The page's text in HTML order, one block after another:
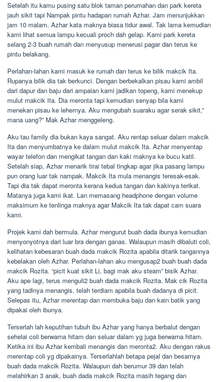
Setelah itu kamu pusing satu blok taman perumahan dan park kereta
jauh sikit tapi Nampak pintu hadapan rumah Azhar. Jam menunjukkan
jam 10 malam. Azhar kata maknya biasa tidur awal. Tak lama kemudian
kami lihat semua lampu kecuali proch dah gelap. Kami park kereta
selang 2-3 buah rumah dan menyusup menerusi pagar dan terus ke
pintu belakang.
Perlahan-lahan kami masuk ke rumah dan terus ke bilik makcik Ita.
Rupanya bilik dia tak berkunci. Dengan berbekalkan pisau kami ambil
dari dapur dan baju dari ampaian kami jadikan topeng, kami menekup
mulut makcik Ita. Dia meronta tapi kemudian senyap bila kami
menekan pisau ke lehernya. Aku mengubah suaraku agar serak sikit,”
mana uang?” Mak Azhar menggeleng.
Aku tau family dia bukan kaya sangat. Aku rentap seluar dalam makcik
Ita dan menyumbatnya ke dalam mulut makcik Ita. Azhar menyentap
wayar telefon dan mengikat tangan dan kaki maknya ke bucu katil.
Setelah siap, Azhar menarik tirai tebal tingkap agar jika pasang lampu
pun orang luar tak nampak. Makcik Ita mula menangis teresak-esak.
Tapi dia tak dapat meronta kerana kedua tangan dan kakinya terikat.
Matanya juga kami ikat. Lan memasang headphone dengan volume
maksimum ke tenlinga maknya agar Makcik Ita tak dapat cam suara
kami.
Projek kami dah bermula. Azhar mengurut buah dada ibunya kemudian
menyonyotnya dari luar bra dengan ganas. Walaupun masih dibaluti coli,
kelihatan kebesaran buah dada makcik Rozita apabila ditarik tangannya
kebelakan oleh Azhar. Perlahan-lahan aku mengusap2 buah buah dada
makcik Rozita. “picit kuat sikit Li, bagi mak aku steam” bisik Azhar.
Aku ape lagi, terus menguli2 buah dada makcik Rozita. Mak cik Rozita
yang tadinya menangis, telah terdiam apabila buah dadanya di picit.
Selepas itu, Azhar merentap dan membuka baju dan kain batik yang
dipakai oleh ibunya.
Terserlah lah keputihan tubuh ibu Azhar yang hanya berbalut dengan
sehelai coli berwarna hitam dan seluar dalam yg juga berwarna hitam.
Ketika ini ibu Azhar kembali menangis dan meronta2. Aku dengan rakus
merentap coli yg dipakainya. Terserlahlah betapa pejal dan besarnya
buah dada makcik Rozita. Walaupun dah berumur 39 dan telah
melahirkan 3 anak, buah dada makcik Rozita masih tegang dan